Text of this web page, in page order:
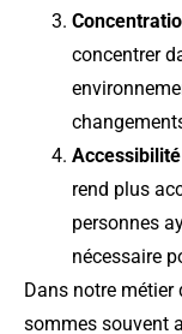
concentrer
Accessibilité
rend plus
personnes
nécessaire
Dans notre métier
sommes souvent